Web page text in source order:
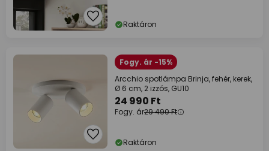
Raktáron
Fogy. ár -15%
Arcchio spotlámpa Brinja, fehér, kerek,
Ø 6 cm, 2 izzós, GU10
24 990 Ft
Fogy. ár29 490 Ft
Raktáron